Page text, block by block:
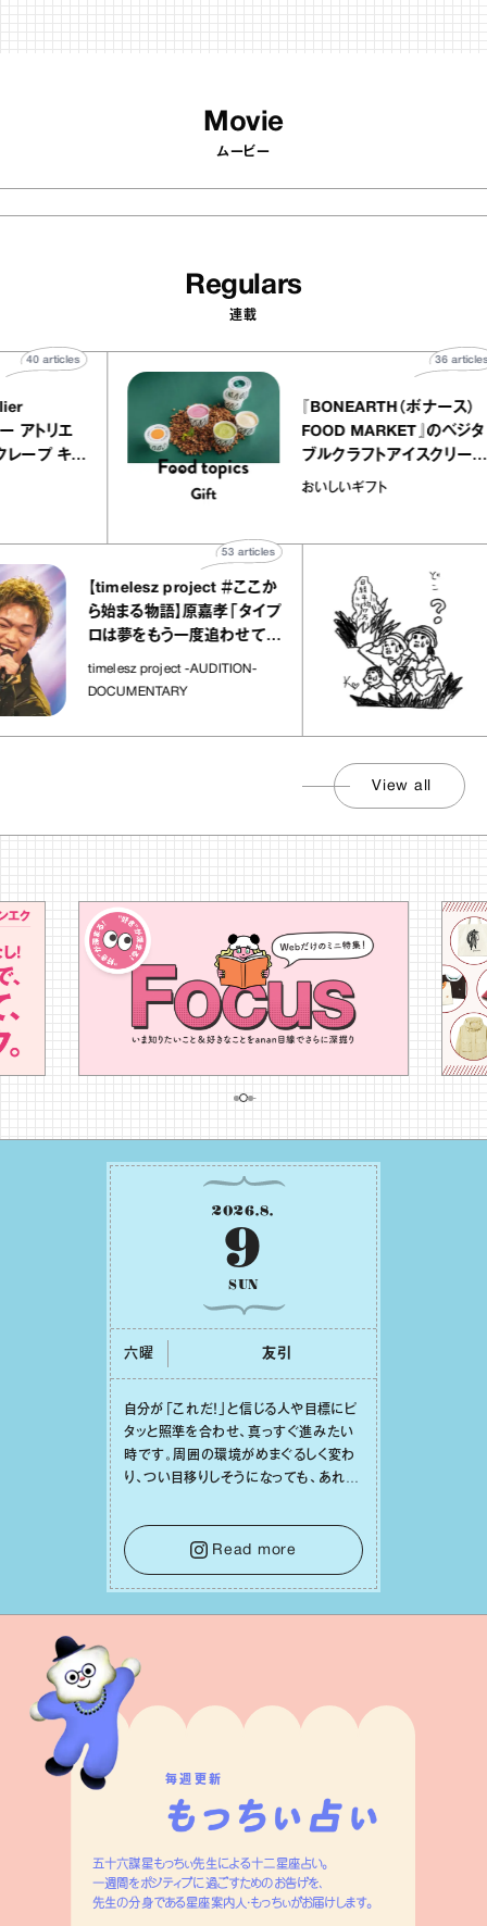
Movie
ムービー
Regulars
連載
atelier
リー アトリエ
ミルクレープ キャ
40articles
『BONEARTH（ボナー
FOOD MARKET』の
ブルクラフトアイスク
｜真野知子の「おいし
おいしいギフト
36
【timelesz project ＃ここか
ら始まる物語】原嘉孝「タイプ
ロは夢をもう一度追わせてく
れた場所」
timelesz project -AUDITION-
DOCUMENTARY
articles
View all
2026.8.
9
SUN
六曜 友引
⾃分が「これだ！」と信じる⼈や⽬標にピ
タッと照準を合わせ、真っすぐ進みたい
時です。周囲の環境がめまぐるしく変わ
り、つい⽬移りしそうになっても、あれこ
をそっと⼿放し、⽬の前のことに集中しま
しょう。そのブレない決意が、あなたにと
って有意義で安定した成果を引き寄せま
す。
Read more
毎週更新
五十六謀星もっちぃ先生による十二星座占い。
一週間をポジティブに過ごすためのお告げを、
先生の分身である星座案内人・もっちぃがお届けします。